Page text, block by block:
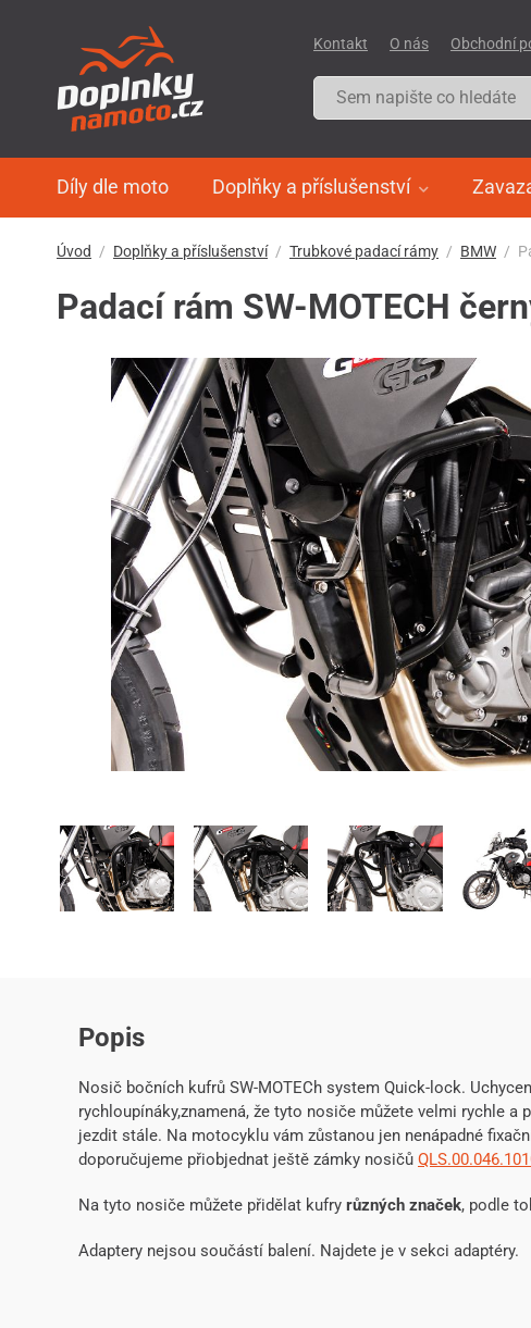
Díly dle moto Doplňky a příslušenství
Kontakt O nás Obchodní
Úvod Doplňky a příslušenství Trubkové padací rámy BMW
Padací rám SW-MOTECH
Popis
Nosič bočních kufrů SW-MOTECh system Quick-lock.
rychloupínáky,znamená, že tyto nosiče můžete velmi rychle a
jezdit stále. Na motocyklu vám zůstanou jen nenápadné
doporučujeme přiobjednat ještě zámky nosičů
Na tyto nosiče můžete přidělat kufry různých značek, podle
Adaptery nejsou součástí balení. Najdete je v sekci adaptéry.